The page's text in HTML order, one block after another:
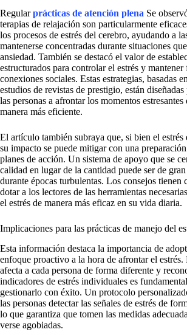
Regularprácticas de atención plena Se
terapias de relajación son particularmente
los procesos de estrés del cerebro, ayudando a
mantenerse concentradas durante situaciones
ansiedad. También se destacó el valor de
estructurados para controlar el estrés y mantener
conexiones sociales. Estas estrategias, basadas
estudios de revistas de prestigio, están
las personas a afrontar los momentos
manera más eficiente.
El artículo también subraya que, si bien el estrés
su impacto se puede mitigar con una
planes de acción. Un sistema de apoyo que se
calidad en lugar de la cantidad puede ser de
durante épocas turbulentas. Los consejos tienen
dotar a los lectores de las herramientas
el estrés de manera más eficaz en su vida diaria.
Implicaciones para las prácticas de manejo del
Esta información destaca la importancia de
enfoque proactivo a la hora de afrontar el estrés.
afecta a cada persona de forma diferente y
indicadores de estrés individuales es
gestionarlo con éxito. Un protocolo
las personas detectar las señales de estrés de
lo que garantiza que tomen las medidas
verse agobiadas.